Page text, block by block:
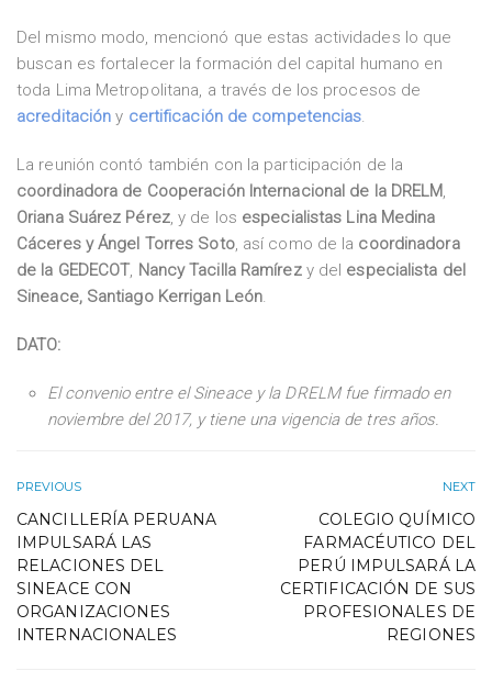
Del mismo modo, mencionó que estas actividades lo que
buscan es fortalecer la formación del capital humano en
toda Lima Metropolitana, a través de los procesos de
acreditación y certificación de competencias.
La reunión contó también con la participación de la
coordinadora de Cooperación Internacional de la DRELM,
Oriana Suárez Pérez, y de los especialistas Lina Medina
Cáceres y Ángel Torres Soto, así como de la coordinadora
de la GEDECOT, Nancy Tacilla Ramírezy del especialista del
Sineace, Santiago Kerrigan León.
DATO:
El convenio entre el Sineace y la DRELM fue firmado en
noviembre del 2017, y tiene una vigencia de tres años.
PREVIOUS
CANCILLERÍA PERUANA
IMPULSARÁ LAS
RELACIONES DEL
SINEACE CON
ORGANIZACIONES
INTERNACIONALES
NEXT
COLEGIO QUÍMICO
FARMACÉUTICO DEL
PERÚ IMPULSARÁ LA
CERTIFICACIÓN DE SUS
PROFESIONALES DE
REGIONES